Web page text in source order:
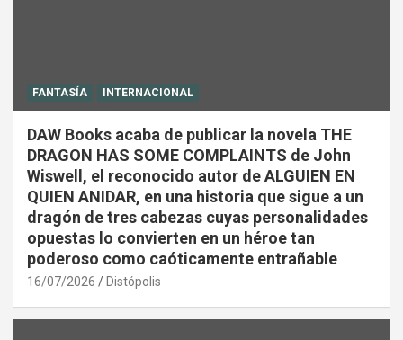
FANTASÍA INTERNACIONAL
DAW Books acaba de publicar la novela THE
DRAGON HAS SOME COMPLAINTS de John
Wiswell, el reconocido autor de ALGUIEN EN
QUIEN ANIDAR, en una historia que sigue a un
dragón de tres cabezas cuyas personalidades
opuestas lo convierten en un héroe tan
poderoso como caóticamente entrañable
16/07/2026 Distópolis